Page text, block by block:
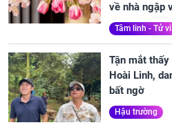
về nhà ngập
Tâm linh - Tử vi
Tận mắt
Hoài Linh,
bất ngờ
Hậu trường